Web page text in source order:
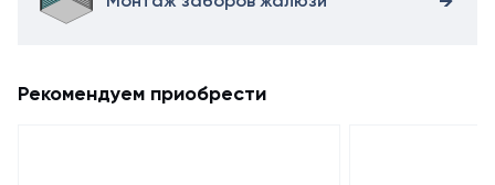
Рекомендуем приобрести